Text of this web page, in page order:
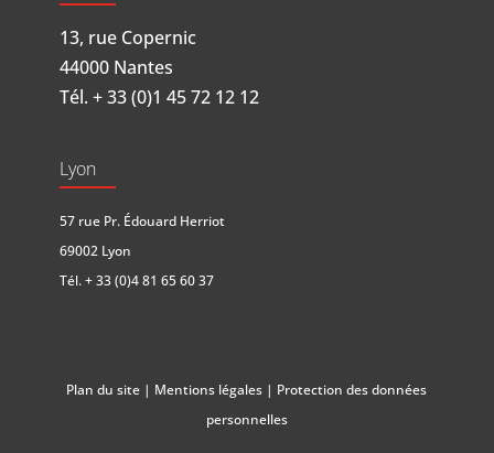
13, rue Copernic
44000 Nantes
Tél. + 33 (0)1 45 72 12 12
Lyon
57 rue Pr. Édouard Herriot
69002 Lyon
Tél.+ 33 (0)4 81 65 60 37
Plan du site | Mentions légales | Protection des données
personnelles